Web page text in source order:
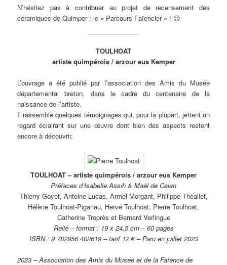
N’hésitez pas à contribuer au projet de recensement des
céramiques de Quimper : le « Parcours Faïencier » ! 😉
TOULHOAT
artiste quimpérois / arzour eus Kemper
L’ouvrage a été publié par l’association des Amis du Musée
départemental breton, dans le cadre du centenaire de la
naissance de l’artiste.
Il rassemble quelques témoignages qui, pour la plupart, jettent un
regard éclairant sur une œuvre dont bien des aspects restent
encore à découvrir.
TOULHOAT – artiste quimpérois / arzour eus Kemper
Préfaces d’Isabelle Assih & Maël de Calan
Thierry Goyet, Antoine Lucas, Armel Morgant, Philippe Théallet,
Hélène Toulhoat-Piganau, Hervé Toulhoat, Pierre Toulhoat,
Catherine Troprès et Bernard Verlingue
Relié – format : 19 x 24,5 cm – 60 pages
ISBN : 9 782956 402619 – tarif 12 € – Paru en juillet 2023
2023 – Association des Amis du Musée et de la Faïence de